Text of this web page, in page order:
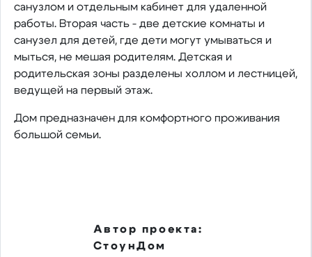
санузлом и отдельным кабинет для удаленной
работы. Вторая часть - две детские комнаты и
санузел для детей, где дети могут умываться и
мыться, не мешая родителям. Детская и
родительская зоны разделены холлом и лестницей,
ведущей на первый этаж.
Дом предназначен для комфортного проживания
большой семьи.
Автор проекта:
СтоунДом